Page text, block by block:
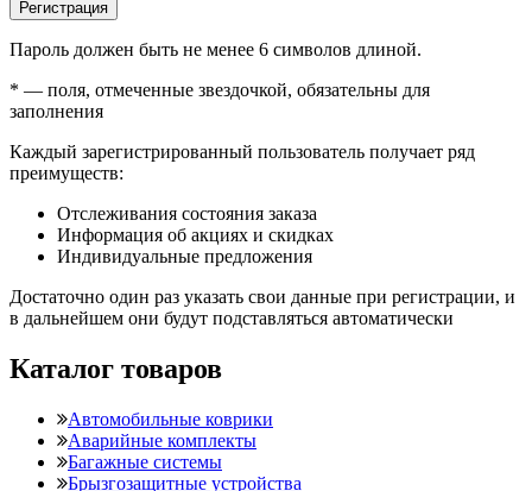
Регистрация
Пароль должен быть не менее 6 символов длиной.
* — поля, отмеченные звездочкой, обязательны для
заполнения
Каждый зарегистрированный пользователь получает ряд
преимуществ:
Отслеживания состояния заказа
Информация об акциях и скидках
Индивидуальные предложения
Достаточно один раз указать свои данные при регистрации, и
в дальнейшем они будут подставляться автоматически
Каталог товаров
Автомобильные коврики
Аварийные комплекты
Багажные системы
Брызгозащитные устройства